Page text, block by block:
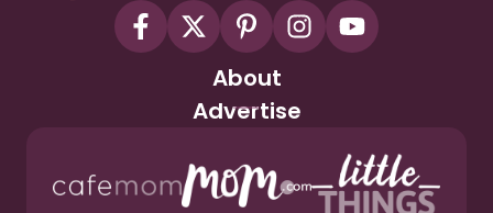
About
Advertise